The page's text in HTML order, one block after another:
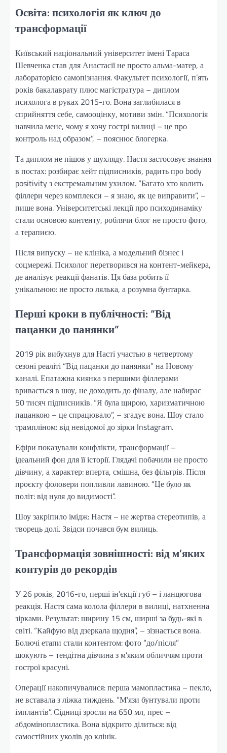
Освіта: психологія як ключ до
трансформації
Київський національний університет імені Тараса
Шевченка став для Анастасії не просто альма-матер, а
лабораторією самопізнання. Факультет психології, п’ять
років бакалаврату плюс магістратура – диплом
психолога в руках 2015-го. Вона заглибилася в
сприйняття себе, самооцінку, мотиви змін. “Психологія
навчила мене, чому я хочу гострі вилиці – це про
контроль над образом”, – пояснює блогерка.
Та диплом не пішов у шухляду. Настя застосовує знання
в постах: розбирає хейт підписників, радить про body
positivity з екстремальним ухилом. “Багато хто колить
філлери через комплекси – я знаю, як це виправити”, –
пише вона. Університетські лекції про психодинаміку
стали основою контенту, роблячи блог не просто фото,
а терапиєю.
Після випуску – не клініка, а модельний бізнес і
соцмережі. Психолог перетворився на контент-мейкера,
де аналізує реакції фанатів. Ця база робить її
унікальною: не просто лялька, а розумна бунтарка.
Перші кроки в публічності: “Від
пацанки до панянки”
2019 рік вибухнув для Насті участью в четвертому
сезоні реаліті “Від пацанки до панянки” на Новому
каналі. Епатажна киянка з першими філлерами
вривається в шоу, не доходить до фіналу, але набирає
50 тисяч підписників. “Я була щирою, харизматичною
пацанкою – це спрацювало”, – згадує вона. Шоу стало
трампліном: від невідомої до зірки Instagram.
Ефіри показували конфлікти, трансформації –
ідеальний фон для її історії. Глядачі побачили не просто
дівчину, а характер: вперта, смішна, без фільтрів. Після
проєкту фоловери попливли лавиною. “Це було як
політ: від нуля до видимості”.
Шоу закріпило імідж: Настя – не жертва стереотипів, а
творець долі. Звідси почався бум вилиць.
Трансформація зовнішності: від м’яких
контурів до рекордів
У 26 років, 2016-го, перші ін’єкції губ – і ланцюгова
реакція. Настя сама колола філлери в вилиці, натхненна
зірками. Результат: ширину 15 см, ширші за будь-які в
світі. “Кайфую від дзеркала щодня”, – зізнається вона.
Болючі етапи стали контентом: фото “до/після”
шокують – тендітна дівчина з м’яким обличчям проти
гострої красуні.
Операції накопичувалися: перша мамопластика – пекло,
не вставала з ліжка тиждень. “М’язи бунтували проти
імплантів”. Сідниці зросли на 650 мл, прес –
абдомінопластика. Вона відкрито ділиться: від
самостійних уколів до клінік.